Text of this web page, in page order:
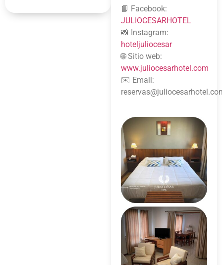
📘 Facebook:
JULIOCESARHOTEL
📸 Instagram:
hoteljuliocesar
🌐 Sitio web:
www.juliocesarhotel.com
✉️ Email: